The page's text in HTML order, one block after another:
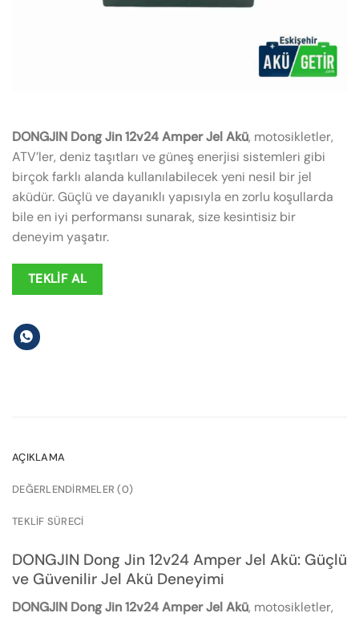
DONGJIN Dong Jin 12v24 Amper Jel Akü, motosikletler,
ATV’ler, deniz taşıtları ve güneş enerjisi sistemleri gibi
birçok farklı alanda kullanılabilecek yeni nesil bir jel
aküdür. Güçlü ve dayanıklı yapısıyla en zorlu koşullarda
bile en iyi performansı sunarak, size kesintisiz bir
deneyim yaşatır.
TEKLIF AL
AÇIKLAMA
DEĞERLENDIRMELER (0)
TEKLIF SÜRECI
DONGJIN Dong Jin 12v24 Amper Jel Akü: Güçlü
ve Güvenilir Jel Akü Deneyimi
DONGJIN Dong Jin 12v24 Amper Jel Akü, motosikletler,